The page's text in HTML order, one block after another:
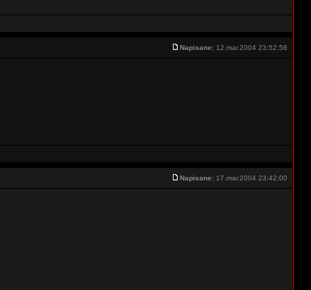
Napisane: 12.mar.2004 23:52:58
Napisane: 17.mar.2004 23:42:00